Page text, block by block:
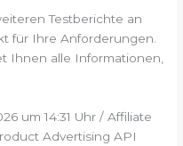
Testberichte an
für Ihre Anforderungen.
Ihnen alle Informationen,
um 14:31 Uhr / Affiliate
Advertising API